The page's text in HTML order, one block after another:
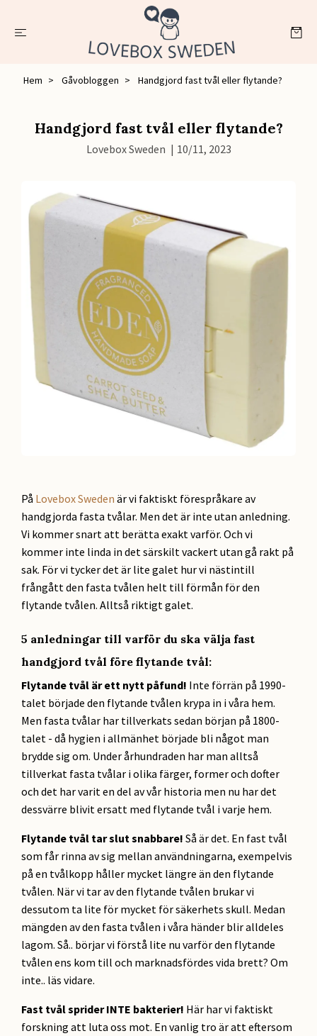
Hem Gåvobloggen Handgjord fast tvål eller flytande?
Handgjord fast tvål eller flytande?
Lovebox Sweden | 10/11, 2023
På Lovebox Sweden är vi faktiskt förespråkare av
handgjorda fasta tvålar. Men det är inte utan anledning.
Vi kommer snart att berätta exakt varför. Och vi
kommer inte linda in det särskilt vackert utan gå rakt på
sak. För vi tycker det är lite galet hur vi nästintill
frångått den fasta tvålen helt till förmån för den
flytande tvålen. Alltså riktigt galet.
5 anledningar till varför du ska välja fast
handgjord tvål före flytande tvål:
Flytande tvål är ett nytt påfund! Inte förrän på 1990-
talet började den flytande tvålen krypa in i våra hem.
Men fasta tvålar har tillverkats sedan början på 1800-
talet - då hygien i allmänhet började bli något man
brydde sig om. Under århundraden har man alltså
tillverkat fasta tvålar i olika färger, former och dofter
och det har varit en del av vår historia men nu har det
dessvärre blivit ersatt med flytande tvål i varje hem.
Flytande tvål tar slut snabbare! Så är det. En fast tvål
som får rinna av sig mellan användningarna, exempelvis
på en tvålkopp håller mycket längre än den flytande
tvålen. När vi tar av den flytande tvålen brukar vi
dessutom ta lite för mycket för säkerhets skull. Medan
mängden av den fasta tvålen i våra händer blir alldeles
lagom. Så.. börjar vi förstå lite nu varför den flytande
tvålen ens kom till och marknadsfördes vida brett? Om
inte.. läs vidare.
Fast tvål sprider INTE bakterier! Här har vi faktiskt
forskning att luta oss mot. En vanlig tro är att eftersom